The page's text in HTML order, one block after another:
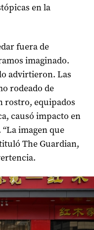
en la
fuera de
imaginado.
advirtieron. Las
rodeado de
rostro, equipados
causó impacto en
imagen que
The Guardian,